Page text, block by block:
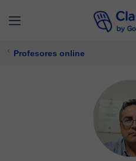
Profesores online